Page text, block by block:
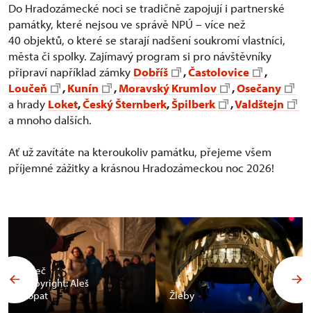
Do Hradozámecké noci se tradičně zapojují i partnerské
památky, které nejsou ve správě NPÚ – více než
40 objektů, o které se starají nadšení soukromí vlastníci,
města či spolky. Zajímavý program si pro návštěvníky
připraví například zámky Dobříš ,Častolovice
,
Loučeň
,Kunín ,Moravský Krumlov ,Osečany
a hrady Loket,Český Šternberk,Špilberk ,Valdštejn
a mnoho dalších.
Ať už zavítáte na kteroukoliv památku, přejeme všem
příjemné zážitky a krásnou Hradozámeckou noc 2026!
Valeč
Copyright: Aleš
Vopat
Žleby